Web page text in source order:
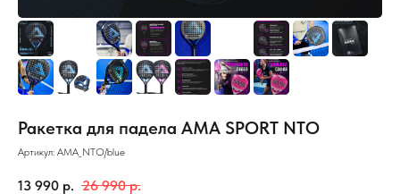
Ракетка для падела AMA SPORT NTO
Артикул: AMA_NTO/blue
13 990 р. 26 990 р.